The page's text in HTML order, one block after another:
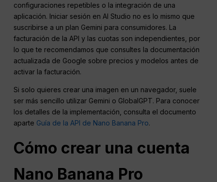
configuraciones repetibles o la integración de una
aplicación. Iniciar sesión en AI Studio no es lo mismo que
suscribirse a un plan Gemini para consumidores. La
facturación de la API y las cuotas son independientes, por
lo que te recomendamos que consultes la documentación
actualizada de Google sobre precios y modelos antes de
activar la facturación.
Si solo quieres crear una imagen en un navegador, suele
ser más sencillo utilizar Gemini o GlobalGPT. Para conocer
los detalles de la implementación, consulta el documento
aparte Guía de la API de Nano Banana Pro.
Cómo crear una cuenta
Nano Banana Pro